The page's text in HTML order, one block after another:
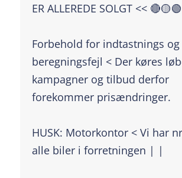
ER ALLEREDE SOLGT << 🔴🟡🟢
Forbehold for indtastnings og
beregningsfejl < Der køres
kampagner og tilbud derfor
forekommer prisændringer.
HUSK: Motorkontor < Vi har
alle biler i forretningen | |